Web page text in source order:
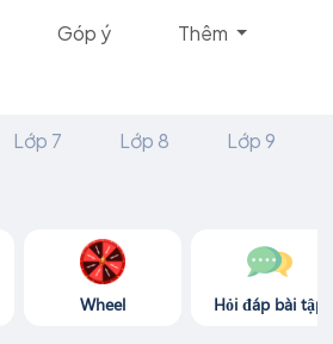
Góp ý Thêm
Lớp 7 Lớp 8 Lớp 9
Wheel Hỏi đáp bài tập